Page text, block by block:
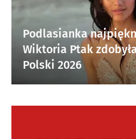
Podlasianka
Wiktoria Ptak
Polski 2026